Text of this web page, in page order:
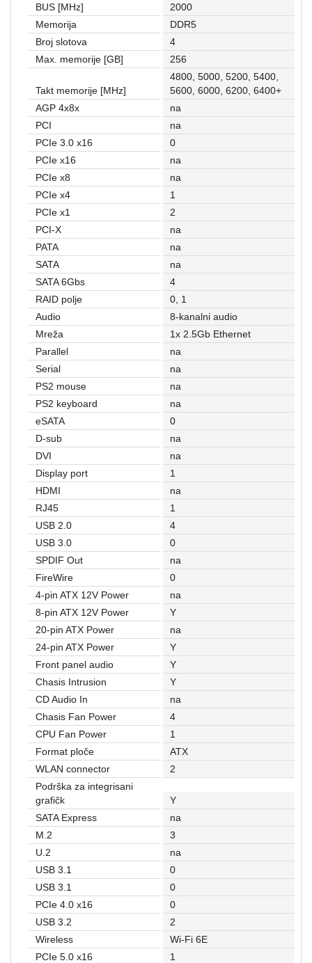
oprema
Televizori,
projektori
Kućni
aparati
Rasveta
Zdravlje
DESK
STORE
Pokloni
BUS [MHz]
2000
Memorija
DDR5
Broj slotova
4
Max. memorije [GB]
256
Takt memorije [MHz]
4800, 5000, 5200, 5400,
5600, 6000, 6200, 6400+
AGP 4x8x
na
PCI
na
PCIe 3.0 x16
0
PCIe x16
na
PCIe x8
na
PCIe x4
1
PCIe x1
2
PCI-X
na
PATA
na
SATA
na
SATA 6Gbs
4
RAID polje
0, 1
Audio
8-kanalni audio
Mreža
1x 2.5Gb Ethernet
Parallel
na
Serial
na
PS2 mouse
na
PS2 keyboard
na
eSATA
0
D-sub
na
DVI
na
Display port
1
HDMI
na
RJ45
1
USB 2.0
4
USB 3.0
0
SPDIF Out
na
FireWire
0
4-pin ATX 12V Power
na
8-pin ATX 12V Power
Y
20-pin ATX Power
na
24-pin ATX Power
Y
Front panel audio
Y
Chasis Intrusion
Y
CD Audio In
na
Chasis Fan Power
4
CPU Fan Power
1
Format ploče
ATX
WLAN connector
2
Podrška za integrisani
grafičk
Y
SATA Express
na
M.2
3
U.2
na
USB 3.1
0
USB 3.1
0
PCIe 4.0 x16
0
USB 3.2
2
Wireless
Wi-Fi 6E
PCIe 5.0 x16
1